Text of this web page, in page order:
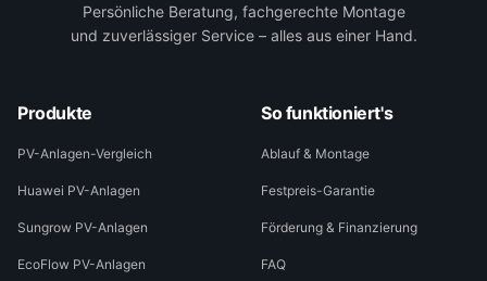
Persönliche Beratung, fachgerechte Montage
und zuverlässiger Service – alles aus einer Hand.
Produkte
PV-Anlagen-Vergleich
Huawei PV-Anlagen
Sungrow PV-Anlagen
EcoFlow PV-Anlagen
So funktioniert's
Ablauf & Montage
Festpreis-Garantie
Förderung & Finanzierung
FAQ